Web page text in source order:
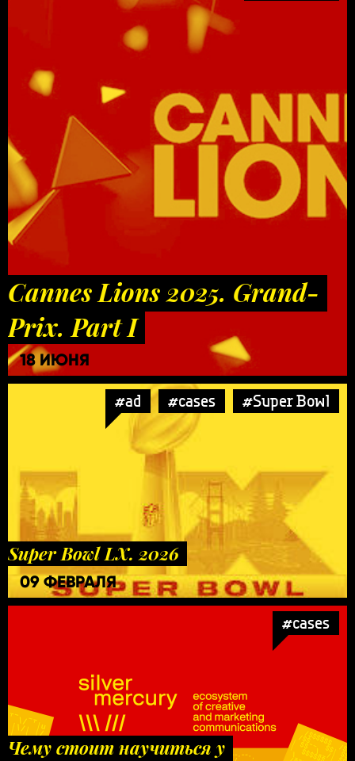
Cannes Lions 2025. Grand-
Prix. Part I
18 ИЮНЯ
#ad #cases #Super Bowl
Super Bowl LX. 2026
09 ФЕВРАЛЯ
#cases
Чему стоит научиться у